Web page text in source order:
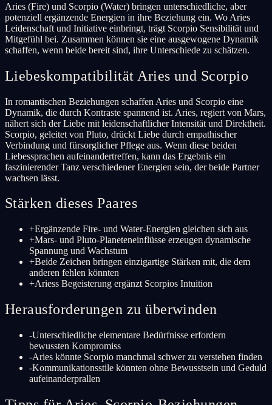
Aries (Fire) und Scorpio (Water) bringen unterschiedliche, aber
potenziell ergänzende Energien in ihre Beziehung ein. Wo Aries
Leidenschaft und Initiative einbringt, trägt Scorpio Sensibilität und
Mitgefühl bei. Zusammen können sie eine ausgewogene Dynamik
schaffen, wenn beide bereit sind, ihre Unterschiede zu schätzen.
Liebeskompatibilität Aries und Scorpio
In romantischen Beziehungen schaffen Aries und Scorpio eine
Dynamik, die durch Kontraste spannend ist. Aries, regiert von Mars,
nähert sich der Liebe mit leidenschaftlicher Intensität und Direktheit.
Scorpio, geleitet von Pluto, drückt Liebe durch empathischer
Verbindung und fürsorglicher Pflege aus. Wenn diese beiden
Liebessprachen aufeinandertreffen, kann das Ergebnis ein
faszinierender Tanz verschiedener Energien sein, der beide Partner
wachsen lässt.
Stärken dieses Paares
+Ergänzende Fire- und Water-Energien gleichen sich aus
+Mars- und Pluto-Planeteneinflüsse erzeugen dynamische
Spannung und Wachstum
+Beide Zeichen bringen einzigartige Stärken mit, die dem
anderen fehlen könnten
+Ariess Begeisterung ergänzt Scorpios Intuition
Herausforderungen zu überwinden
-Unterschiedliche elementare Bedürfnisse erfordern
bewussten Kompromiss
-Aries könnte Scorpio manchmal schwer zu verstehen finden
-Kommunikationsstile könnten ohne Bewusstsein und Geduld
aufeinanderprallen